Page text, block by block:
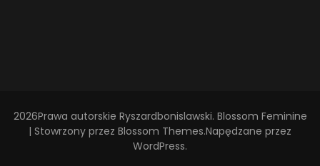
2026Prawa autorskie Ryszardbonislawski. Blossom Feminine
| Stowrzony przez Blossom Themes.Napędzane przez
WordPress.